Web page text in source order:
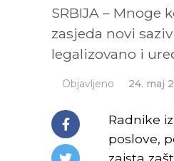
SRBIJA –
zasjeda novi
legalizovano i
Objavljeno 24. maj
Radnike
poslove,
zaista